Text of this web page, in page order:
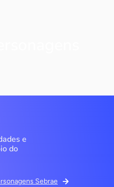
e
do
Sebrae